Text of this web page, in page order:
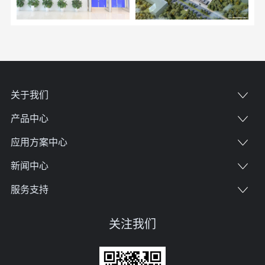
关于我们
产品中心
应用方案中心
新闻中心
服务支持
关注我们